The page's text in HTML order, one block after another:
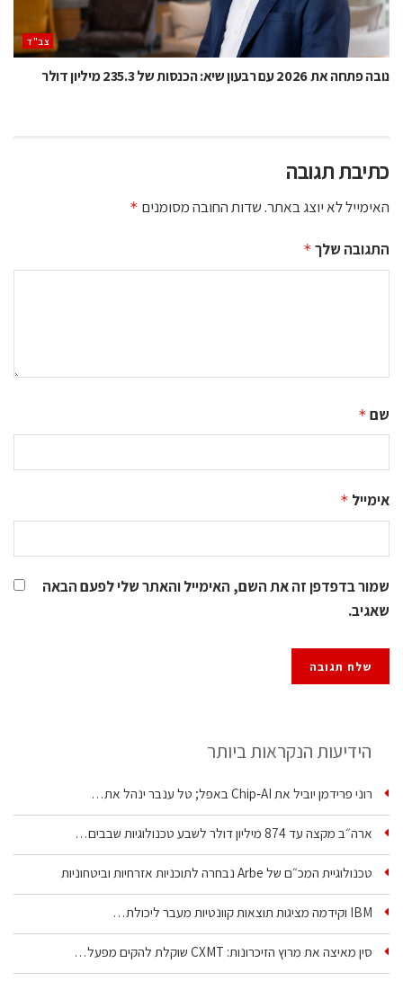
‫צב"ד‬
נובה פתחה את 2026 עם רבעון שיא: הכנסות של 235.3 מיליון דולר
כתיבת תגובה
האימייל לא יוצג באתר.שדות החובה מסומנים *
התגובה שלך *
שם *
אימייל *
שמור בדפדפן זה את השם, האימייל והאתר שלי לפעם הבאה
שאגיב.
הידיעות הנקראות ביותר
רוני פרידמן יוביל את Chip‑AI באפל; טל ענבר ינהל את…
ארה״ב מקצה עד 874 מיליון דולר לשבע טכנולוגיות שבבים…
טכנולוגיית המכ״ם של Arbe נבחרה לתוכניות אזרחיות וביטחוניות
IBM וקידמה מציגות תוצאות קוונטיות מעבר ליכולת…
סין מאיצה את מרוץ הזיכרונות: CXMT שוקלת להקים מפעל…